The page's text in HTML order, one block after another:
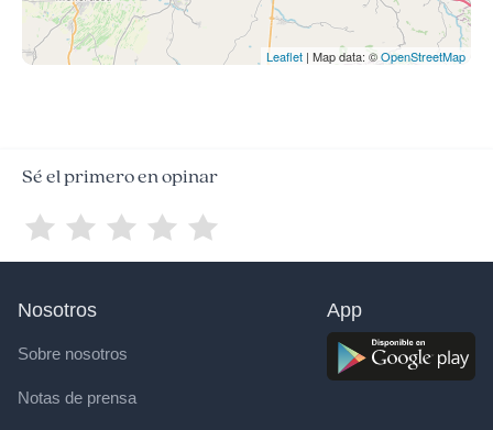
Leaflet | Map data: ©OpenStreetMap
Sé el primero en opinar
Nosotros
Sobre nosotros
Notas de prensa
App